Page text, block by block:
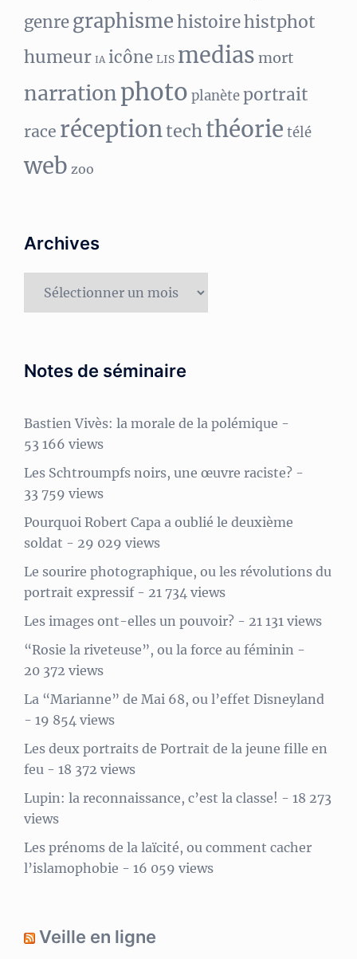
genregraphismehistoirehistphot
humeur IA icône LIS medias mort
narrationphoto planèteportrait
race réceptiontechthéorie télé
web zoo
Archives
Archives
Notes de séminaire
Bastien Vivès: la morale de la polémique -
53 166 views
Les Schtroumpfs noirs, une œuvre raciste? -
33 759 views
Pourquoi Robert Capa a oublié le deuxième
soldat - 29 029 views
Le sourire photographique, ou les révolutions du
portrait expressif- 21 734 views
Les images ont-elles un pouvoir? - 21 131 views
“Rosie la riveteuse”, ou la force au féminin -
20 372 views
La “Marianne” de Mai 68, ou l’effet Disneyland
- 19 854 views
Les deux portraits de Portrait de la jeune fille en
feu - 18 372 views
Lupin: la reconnaissance, c’est la classe! - 18 273
views
Les prénoms de la laïcité, ou comment cacher
l’islamophobie - 16 059 views
Veille en ligne